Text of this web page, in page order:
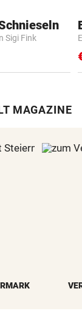
Sigi Fink
MAGAZINE